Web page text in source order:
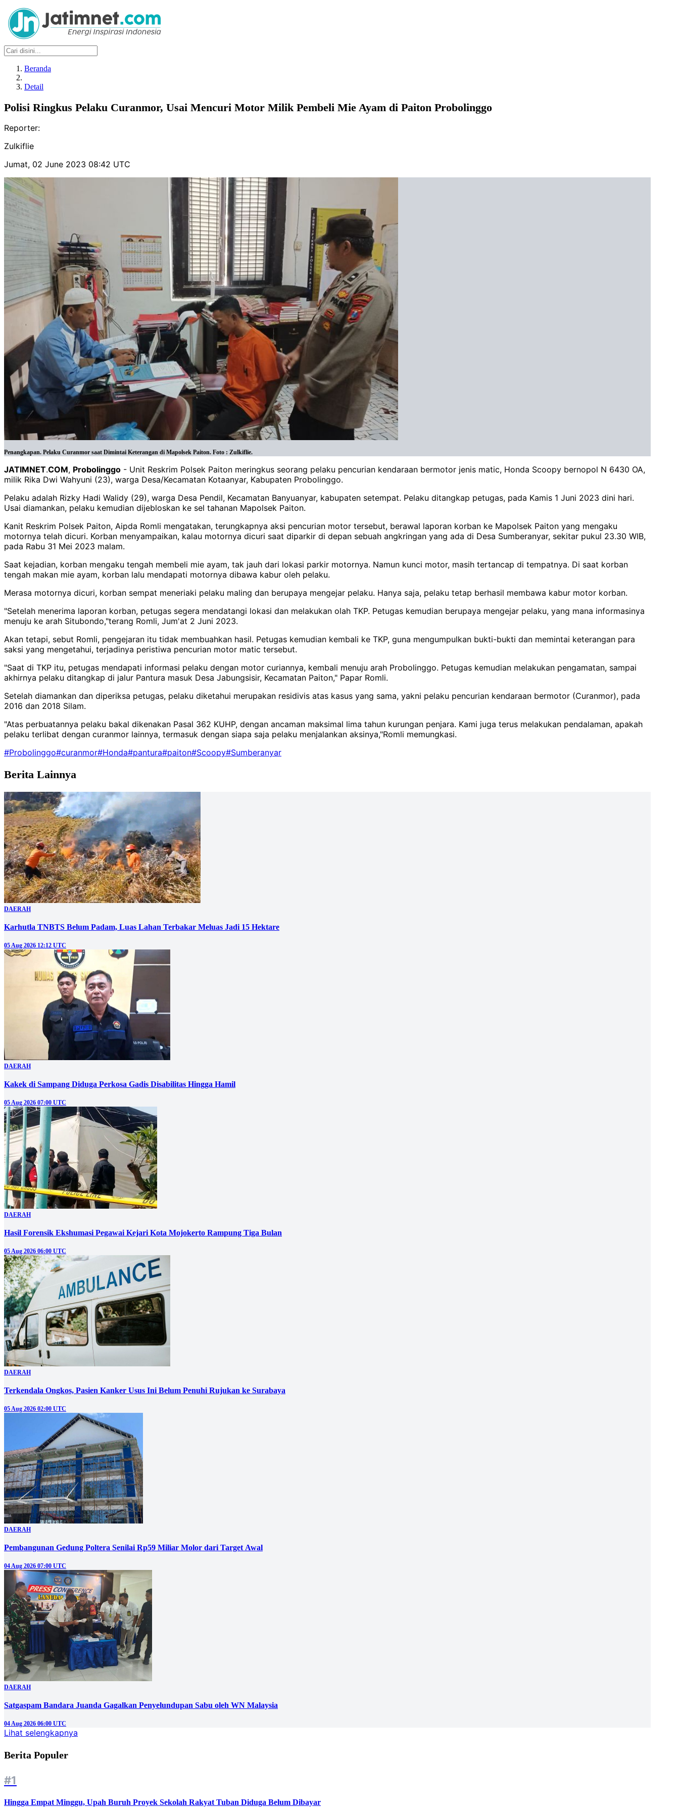
Beranda
Detail
Polisi Ringkus Pelaku Curanmor, Usai Mencuri Motor Milik Pembeli Mie Ayam di Paiton Probolinggo
Reporter:
Zulkiflie
Jumat, 02 June 2023 08:42 UTC
Penangkapan. Pelaku Curanmor saat Dimintai Keterangan di Mapolsek Paiton. Foto : Zulkiflie.
JATIMNET.COM, Probolinggo - Unit Reskrim Polsek Paiton meringkus seorang pelaku pencurian kendaraan bermotor jenis matic, Honda Scoopy bernopol N 6430 OA,
milik Rika Dwi Wahyuni (23), warga Desa/Kecamatan Kotaanyar, Kabupaten Probolinggo.
Pelaku adalah Rizky Hadi Walidy (29), warga Desa Pendil, Kecamatan Banyuanyar, kabupaten setempat. Pelaku ditangkap petugas, pada Kamis 1 Juni 2023 dini hari.
Usai diamankan, pelaku kemudian dijebloskan ke sel tahanan Mapolsek Paiton.
Kanit Reskrim Polsek Paiton, Aipda Romli mengatakan, terungkapnya aksi pencurian motor tersebut, berawal laporan korban ke Mapolsek Paiton yang mengaku
motornya telah dicuri. Korban menyampaikan, kalau motornya dicuri saat diparkir di depan sebuah angkringan yang ada di Desa Sumberanyar, sekitar pukul 23.30 WIB,
pada Rabu 31 Mei 2023 malam.
Saat kejadian, korban mengaku tengah membeli mie ayam, tak jauh dari lokasi parkir motornya. Namun kunci motor, masih tertancap di tempatnya. Di saat korban
tengah makan mie ayam, korban lalu mendapati motornya dibawa kabur oleh pelaku.
Merasa motornya dicuri, korban sempat meneriaki pelaku maling dan berupaya mengejar pelaku. Hanya saja, pelaku tetap berhasil membawa kabur motor korban.
"Setelah menerima laporan korban, petugas segera mendatangi lokasi dan melakukan olah TKP. Petugas kemudian berupaya mengejar pelaku, yang mana informasinya
menuju ke arah Situbondo,"terang Romli, Jum'at 2 Juni 2023.
Akan tetapi, sebut Romli, pengejaran itu tidak membuahkan hasil. Petugas kemudian kembali ke TKP, guna mengumpulkan bukti-bukti dan memintai keterangan para
saksi yang mengetahui, terjadinya peristiwa pencurian motor matic tersebut.
"Saat di TKP itu, petugas mendapati informasi pelaku dengan motor curiannya, kembali menuju arah Probolinggo. Petugas kemudian melakukan pengamatan, sampai
akhirnya pelaku ditangkap di jalur Pantura masuk Desa Jabungsisir, Kecamatan Paiton," Papar Romli.
Setelah diamankan dan diperiksa petugas, pelaku diketahui merupakan residivis atas kasus yang sama, yakni pelaku pencurian kendaraan bermotor (Curanmor), pada
2016 dan 2018 Silam.
"Atas perbuatannya pelaku bakal dikenakan Pasal 362 KUHP, dengan ancaman maksimal lima tahun kurungan penjara. Kami juga terus melakukan pendalaman, apakah
pelaku terlibat dengan curanmor lainnya, termasuk dengan siapa saja pelaku menjalankan aksinya,"Romli memungkasi.
#Probolinggo#curanmor#Honda#pantura#paiton#Scoopy#Sumberanyar
Berita Lainnya
DAERAH
Karhutla TNBTS Belum Padam, Luas Lahan Terbakar Meluas Jadi 15 Hektare
05 Aug 2026 12:12 UTC
DAERAH
Kakek di Sampang Diduga Perkosa Gadis Disabilitas Hingga Hamil
05 Aug 2026 07:00 UTC
DAERAH
Hasil Forensik Ekshumasi Pegawai Kejari Kota Mojokerto Rampung Tiga Bulan
05 Aug 2026 06:00 UTC
DAERAH
Terkendala Ongkos, Pasien Kanker Usus Ini Belum Penuhi Rujukan ke Surabaya
05 Aug 2026 02:00 UTC
DAERAH
Pembangunan Gedung Poltera Senilai Rp59 Miliar Molor dari Target Awal
04 Aug 2026 07:00 UTC
DAERAH
Satgaspam Bandara Juanda Gagalkan Penyelundupan Sabu oleh WN Malaysia
04 Aug 2026 06:00 UTC
Lihat selengkapnya
Berita Populer
#1
Hingga Empat Minggu, Upah Buruh Proyek Sekolah Rakyat Tuban Diduga Belum Dibayar